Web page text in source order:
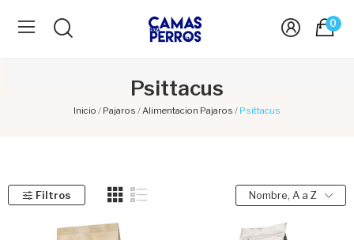
0
Psittacus
Inicio Pajaros Alimentacion Pajaros Psittacus
Filtros Nombre, A a Z